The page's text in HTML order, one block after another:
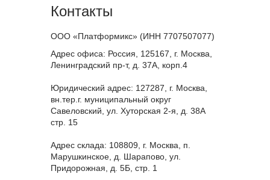
Контакты
ООО «Платформикс» (ИНН 7707507077)
Адрес офиса: Россия, 125167, г. Москва,
Ленинградский пр-т, д. 37А, корп.4
Юридический адрес: 127287, г. Москва,
вн.тер.г. муниципальный округ
Савеловский, ул. Хуторская 2-я, д. 38А
стр. 15
Адрес склада: 108809, г. Москва, п.
Марушкинское, д. Шарапово, ул.
Придорожная, д. 5Б, стр. 1